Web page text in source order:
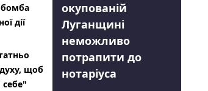
бомба
дії
щоб
себе"
окупованій
Луганщині
неможливо
потрапити до
нотаріуса